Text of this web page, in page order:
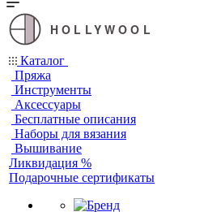
HOLLYWOOL
Каталог
Пряжа
Инструменты
Аксессуары
Бесплатные описания
Наборы для вязания
Вышивание
Ликвидация %
Подарочные сертификаты